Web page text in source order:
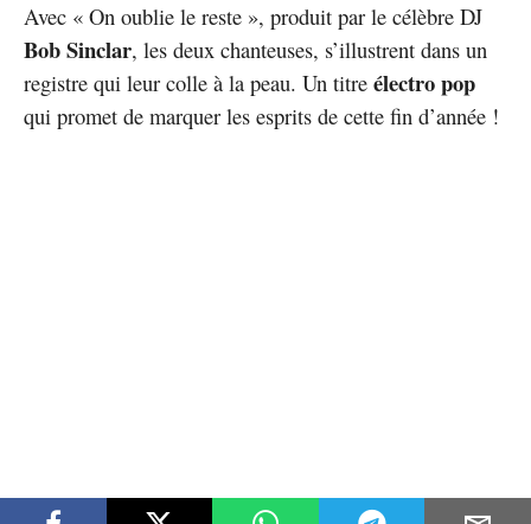
Avec « On oublie le reste », produit par le célèbre DJ
Bob Sinclar, les deux chanteuses, s’illustrent dans un
registre qui leur colle à la peau. Un titre électro pop
qui promet de marquer les esprits de cette fin d’année !